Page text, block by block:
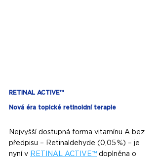
RETINAL ACTIVE™
Nová éra topické retinoidní terapie
Nejvyšší dostupná forma vitamínu A bez
předpisu – Retinaldehyde (0,05 %) – je
nyní v RETINAL ACTIVE™ doplněna o